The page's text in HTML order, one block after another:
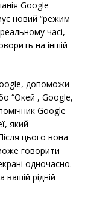
Google
новий “режим
часі,
на іншій
допоможи
“Окей , Google,
Google
який
цього вона
говорити
одночасно.
рідній